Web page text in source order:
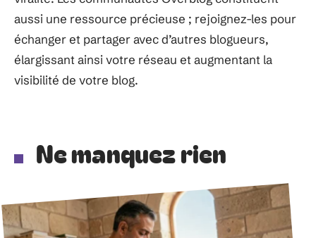
aussi une ressource précieuse ; rejoignez-les pour
échanger et partager avec d’autres blogueurs,
élargissant ainsi votre réseau et augmentant la
visibilité de votre blog.
Ne manquez rien